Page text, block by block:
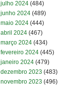
julho 2024 (484)
junho 2024 (489)
maio 2024 (444)
abril 2024 (467)
março 2024 (434)
fevereiro 2024 (445)
janeiro 2024 (479)
dezembro 2023 (483)
novembro 2023 (496)